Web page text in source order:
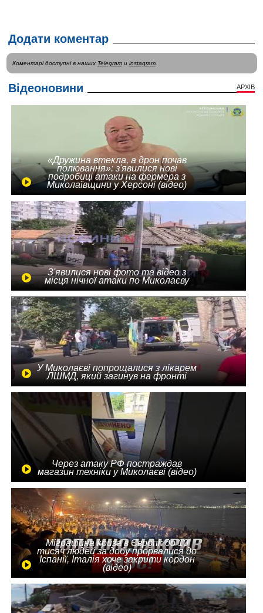
Додати коментар
Коментарі доступні в наших Telegramи instagram.
Відеоновини АРХІВ
«Дружина втекла, а дрон почав
полювання»: з'явилися нові
подробиці атаки на фермера з
Миколаївщини у Херсоні (відео)
З'явилися нові фото та відео з
місця нічної атаки по Миколаєву
У Миколаєві попрощалися з лікарем
ЛШМД, який загинув на фронті
Через атаку РФ постраждав
магазин техніки у Миколаєві (відео)
Міграційна криза в Європі: до 10
тисяч людей за добу прорвалися до
Іспанії, Італія хоче закрити кордон
(відео)